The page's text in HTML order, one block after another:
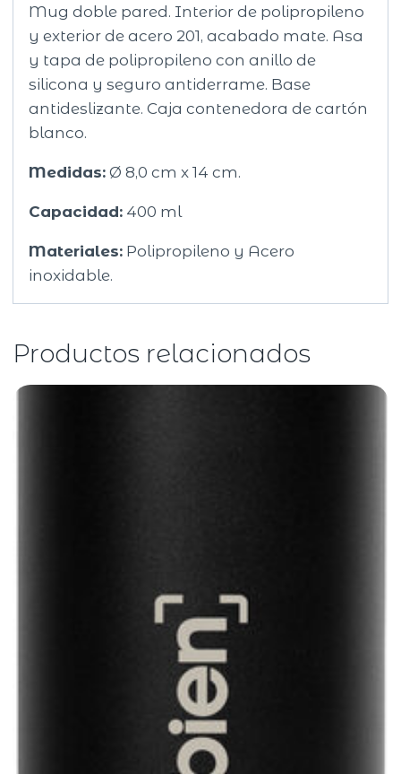
Mug doble pared. Interior de polipropileno
y exterior de acero 201, acabado mate. Asa
y tapa de polipropileno con anillo de
silicona y seguro antiderrame. Base
antideslizante. Caja contenedora de cartón
blanco.
Medidas: Ø 8,0 cm x 14 cm.
Capacidad: 400 ml
Materiales: Polipropileno y Acero
inoxidable.
Productos relacionados